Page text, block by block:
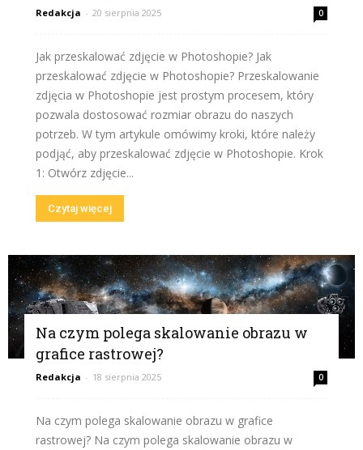
Redakcja - 20 sierpnia 2025 0
Jak przeskalować zdjęcie w Photoshopie? Jak
przeskalować zdjęcie w Photoshopie? Przeskalowanie
zdjęcia w Photoshopie jest prostym procesem, który
pozwala dostosować rozmiar obrazu do naszych
potrzeb. W tym artykule omówimy kroki, które należy
podjąć, aby przeskalować zdjęcie w Photoshopie. Krok
1: Otwórz zdjęcie...
Czytaj więcej
Na czym polega skalowanie obrazu w
grafice rastrowej?
Redakcja - 18 sierpnia 2025 0
Na czym polega skalowanie obrazu w grafice
rastrowej? Na czym polega skalowanie obrazu w